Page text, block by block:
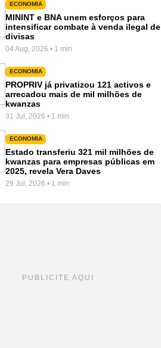
ECONOMIA
MININT e BNA unem esforços para
intensificar combate à venda ilegal de
divisas
04 Aug, 2026 • 1 min
ECONOMIA
PROPRIV já privatizou 121 activos e
arrecadou mais de mil milhões de
kwanzas
31 Jul, 2026 • 1 min
ECONOMIA
Estado transferiu 321 mil milhões de
kwanzas para empresas públicas em
2025, revela Vera Daves
29 Jul, 2026 • 1 min
PUBLICITE AQUI